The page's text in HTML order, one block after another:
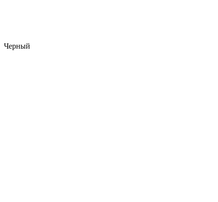
Черный